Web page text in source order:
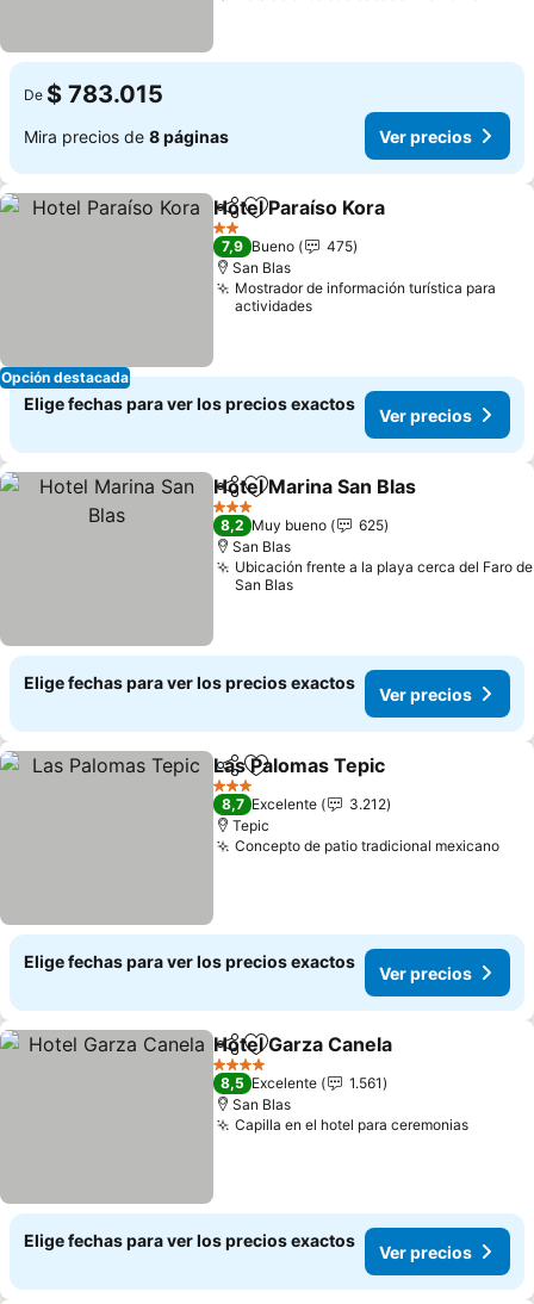
De $ 783.015
Mira precios de 8 páginas Ver precios
Opción destacada
CompartirAgregar a favoritos
Hotel Paraíso Kora
2 Estrellas
7,9 Bueno
475
San Blas
Mostrador de información turística para
actividades
Elige fechas para ver los precios exactos
Ver precios
CompartirAgregar a favoritos
Hotel Marina San Blas
3 Estrellas
8,2 Muy bueno
625
San Blas
Ubicación frente a la playa cerca del Faro de
San Blas
Elige fechas para ver los precios exactos
Ver precios
CompartirAgregar a favoritos
Las Palomas Tepic
3 Estrellas
8,7 Excelente
3.212
Tepic
Concepto de patio tradicional mexicano
Elige fechas para ver los precios exactos
Ver precios
CompartirAgregar a favoritos
Hotel Garza Canela
4 Estrellas
8,5 Excelente
1.561
San Blas
Capilla en el hotel para ceremonias
Elige fechas para ver los precios exactos
Ver precios